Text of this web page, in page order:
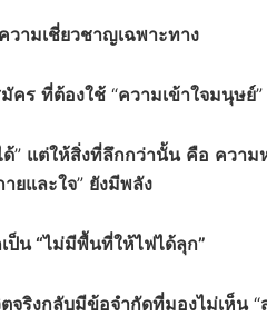
วามเชี่ยวชาญเฉพาะทาง
คร ที่ต้องใช้ “ความเข้าใจมนุษย์”
ด้” แต่ให้สิ่งที่ลึกกว่านั้น คือ ความ
ายและใจ” ยังมีพลัง
ป็น “ไม่มีพื้นที่ให้ไฟได้ลุก”
จริงกลับมีข้อจำกัดที่มองไม่เห็น“